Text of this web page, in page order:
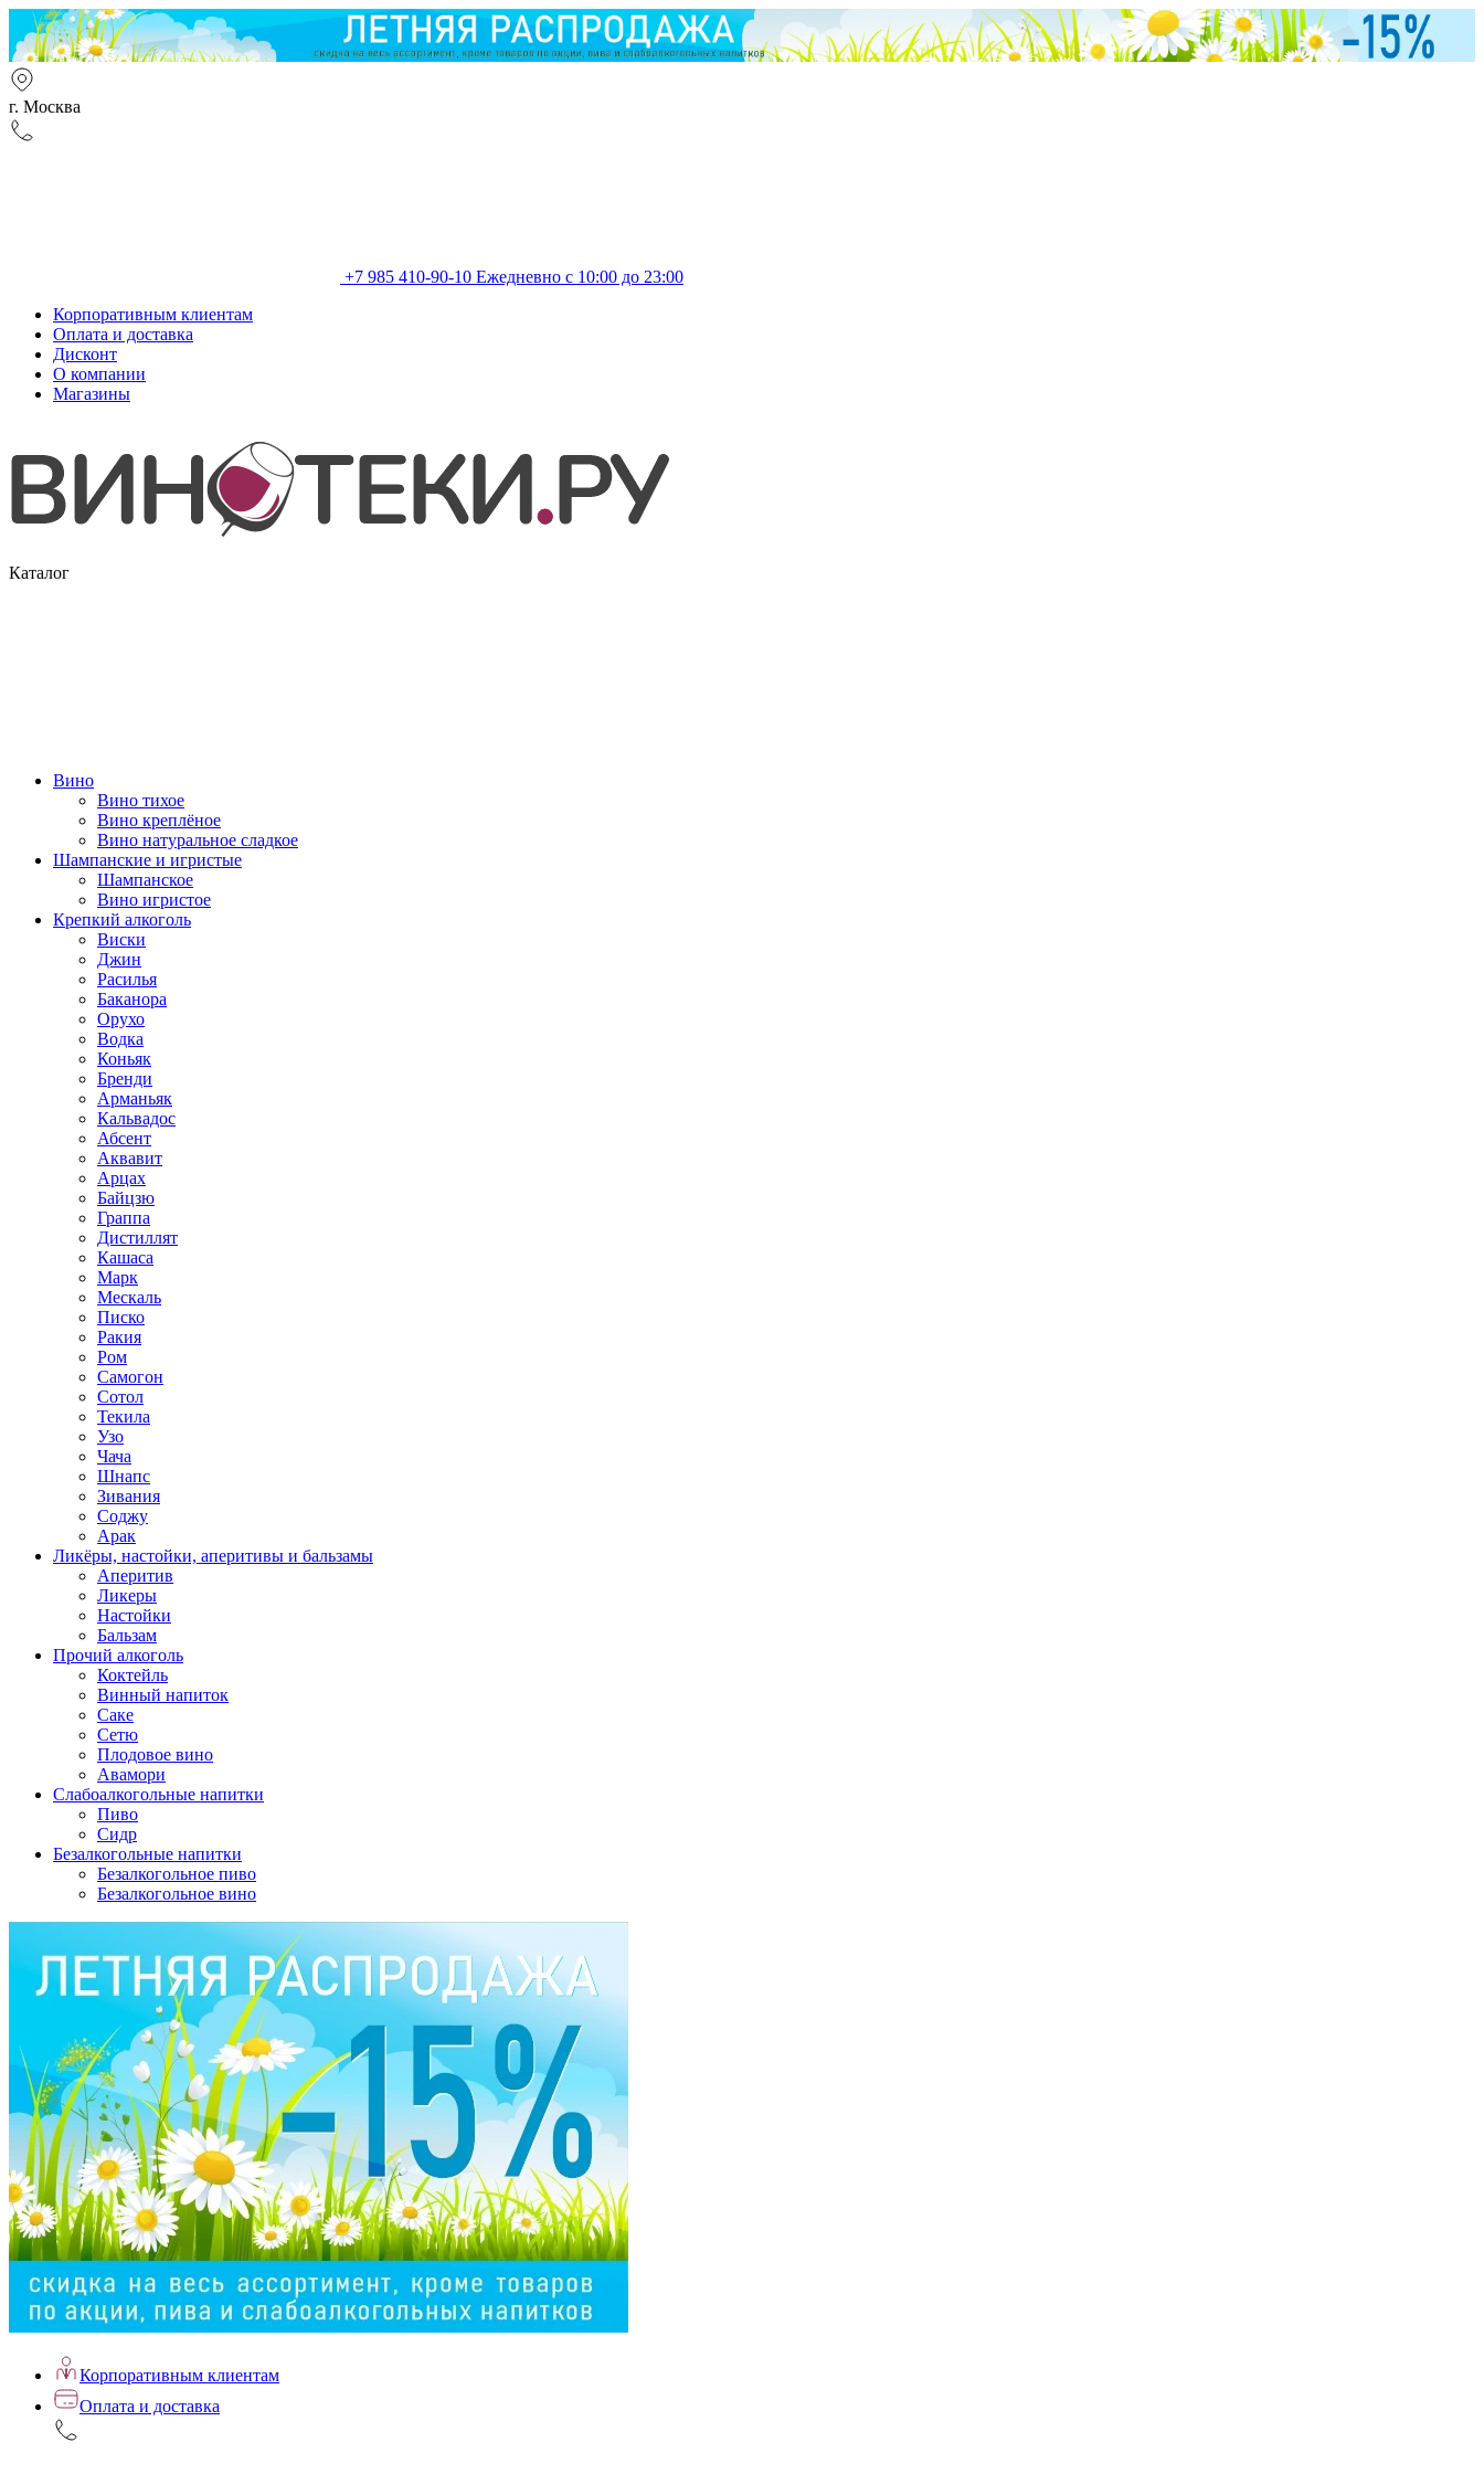
г. Москва
+7 985 410-90-10 Ежедневно с 10:00 до 23:00
Корпоративным клиентам
Оплата и доставка
Дисконт
О компании
Магазины
Каталог
Вино
Вино тихое
Вино креплёное
Вино натуральное сладкое
Шампанские и игристые
Шампанское
Вино игристое
Крепкий алкоголь
Виски
Джин
Расилья
Баканора
Орухо
Водка
Коньяк
Бренди
Арманьяк
Кальвадос
Абсент
Аквавит
Арцах
Байцзю
Граппа
Дистиллят
Кашаса
Марк
Мескаль
Писко
Ракия
Ром
Самогон
Сотол
Текила
Узо
Чача
Шнапс
Зивания
Соджу
Арак
Ликёры, настойки, аперитивы и бальзамы
Аперитив
Ликеры
Настойки
Бальзам
Прочий алкоголь
Коктейль
Винный напиток
Саке
Сетю
Плодовое вино
Авамори
Слабоалкогольные напитки
Пиво
Сидр
Безалкогольные напитки
Безалкогольное пиво
Безалкогольное вино
Корпоративным клиентам
Оплата и доставка